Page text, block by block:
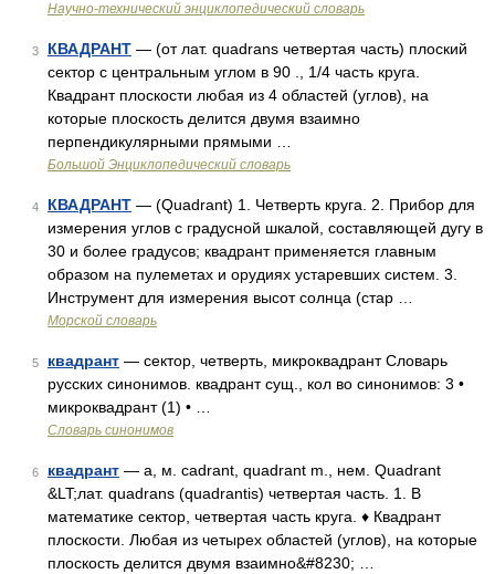
Научно-технический энциклопедический словарь
3 КВАДРАНТ — (от лат. quadrans четвертая часть) плоский
сектор с центральным углом в 90 ., 1/4 часть круга.
Квадрант плоскости любая из 4 областей (углов), на
которые плоскость делится двумя взаимно
перпендикулярными прямыми …
Большой Энциклопедический словарь
4 КВАДРАНТ — (Quadrant) 1. Четверть круга. 2. Прибор для
измерения углов с градусной шкалой, составляющей дугу в
30 и более градусов; квадрант применяется главным
образом на пулеметах и орудиях устаревших систем. 3.
Инструмент для измерения высот солнца (стар …
Морской словарь
5 квадрант — сектор, четверть, микроквадрант Словарь
русских синонимов. квадрант сущ., кол во синонимов: 3 •
микроквадрант (1) • …
Словарь синонимов
6 квадрант — а, м. cadrant, quadrant m., нем. Quadrant
&LT;лат. quadrans (quadrantis) четвертая часть. 1. В
математике сектор, четвертая часть круга. ♦ Квадрант
плоскости. Любая из четырех областей (углов), на которые
плоскость делится двумя взаимно&#8230; …